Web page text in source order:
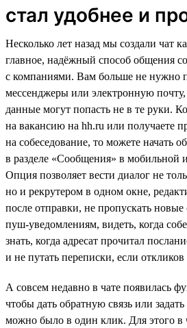
стал удобнее и
Несколько лет назад мы создали чат
главное, надёжный способ общения
с компаниями. Вам больше не нужно
мессенджеры или электронную
данные могут попасть не в те руки.
на вакансию на hh.ru или получаете
на собеседование, то можете начать
в разделе «Сообщения» в мобильной
Опция позволяет вести диалог не
но и рекрутером в одном окне,
после отправки, не пропускать
пуш-уведомлениям, видеть, когда
знать, когда адресат прочитал
и не путать переписки, если
А совсем недавно в чате появилась
чтобы дать обратную связь или
можно было в один клик. Для этого в